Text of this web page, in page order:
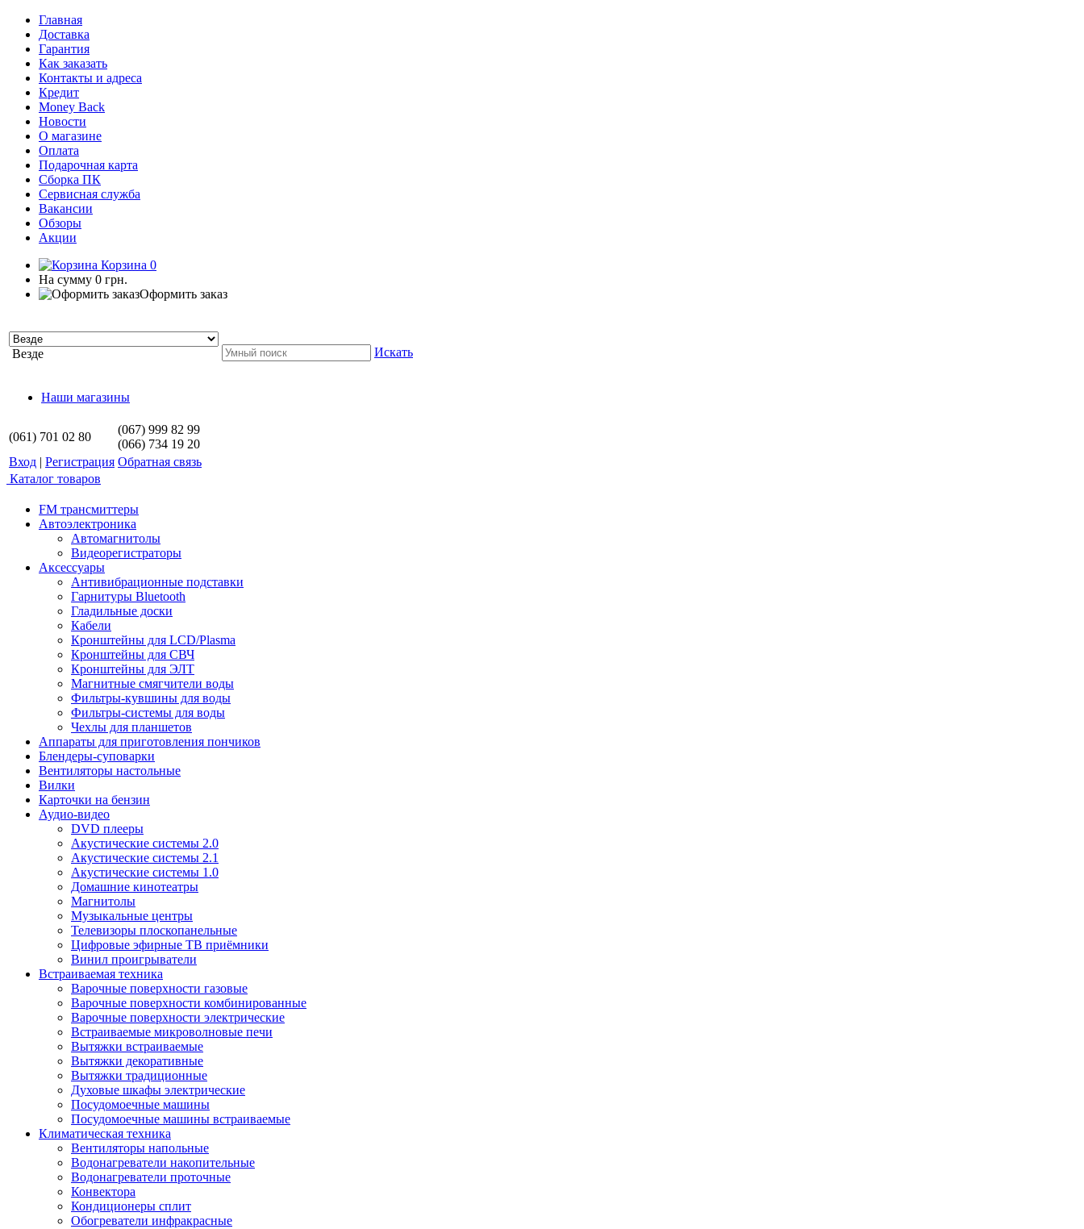
Главная
Доставка
Гарантия
Как заказать
Контакты и адреса
Кредит
Money Back
Новости
О магазине
Оплата
Подарочная карта
Сборка ПК
Сервисная служба
Вакансии
Обзоры
Акции
Корзина 0
На сумму 0 грн.
Оформить заказ
Везде Искать
Наши магазины
(061) 701 02 80
(067) 999 82 99
(066) 734 19 20
Вход | Регистрация Обратная связь
Каталог товаров
FM трансмиттеры
Автоэлектроника
Автомагнитолы
Видеорегистраторы
Аксессуары
Антивибрационные подставки
Гарнитуры Bluetooth
Гладильные доски
Кабели
Кронштейны для LCD/Plasma
Кронштейны для СВЧ
Кронштейны для ЭЛТ
Магнитные смягчители воды
Фильтры-кувшины для воды
Фильтры-системы для воды
Чехлы для планшетов
Аппараты для приготовления пончиков
Блендеры-суповарки
Вентиляторы настольные
Вилки
Карточки на бензин
Аудио-видео
DVD плееры
Акустические системы 2.0
Акустические системы 2.1
Акустические системы 1.0
Домашние кинотеатры
Магнитолы
Музыкальные центры
Телевизоры плоскопанельные
Цифровые эфирные ТВ приёмники
Винил проигрыватели
Встраиваемая техника
Варочные поверхности газовые
Варочные поверхности комбинированные
Варочные поверхности электрические
Встраиваемые микроволновые печи
Вытяжки встраиваемые
Вытяжки декоративные
Вытяжки традиционные
Духовые шкафы электрические
Посудомоечные машины
Посудомоечные машины встраиваемые
Климатическая техника
Вентиляторы напольные
Водонагреватели накопительные
Водонагреватели проточные
Конвектора
Кондиционеры сплит
Обогреватели инфракрасные